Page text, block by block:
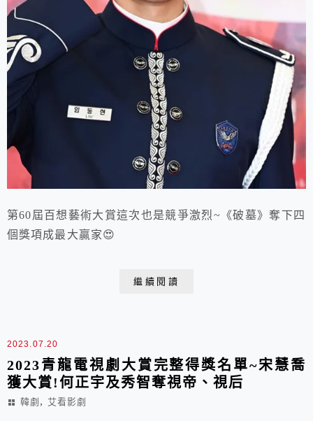
第60屆百想藝術大賞這次也是競爭激烈~《破墓》奪下四
個獎項成最大贏家😍
繼續閱讀
2023.07.20
2023青龍電視劇大賞完整得獎名單~宋慧喬
獲大賞!何正宇及秀智奪視帝、視后
韓劇 , 艾看影劇